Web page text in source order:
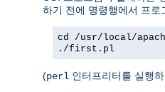
하기 전에 명령행에서 프로
cd /usr/local/
./first.pl
(perl 인터프리터를 실행